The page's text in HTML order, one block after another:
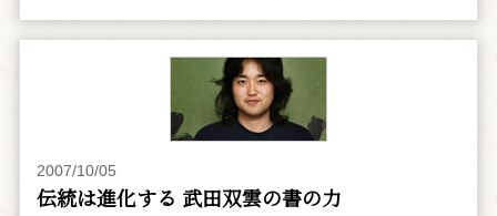
2007/10/05
伝統は進化する 武田双雲の書の力